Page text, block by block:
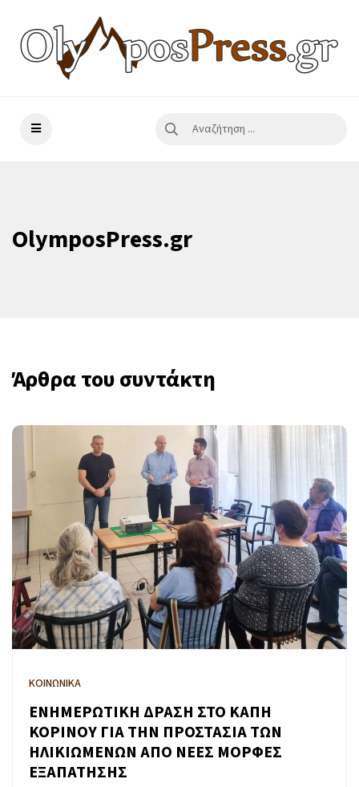
OlymposPress.gr
Άρθρα του συντάκτη
ΚΟΙΝΩΝΙΚΑ
ΕΝΗΜΕΡΩΤΙΚΗ ΔΡΑΣΗ ΣΤΟ ΚΑΠΗ
ΚΟΡΙΝΟΥ ΓΙΑ ΤΗΝ ΠΡΟΣΤΑΣΙΑ ΤΩΝ
ΗΛΙΚΙΩΜΕΝΩΝ ΑΠΟ ΝΕΕΣ ΜΟΡΦΕΣ
ΕΞΑΠΑΤΗΣΗΣ